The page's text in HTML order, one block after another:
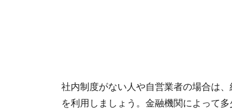
社内制度がない人や自営業者の場合は
を利用しましょう。金融機関によって